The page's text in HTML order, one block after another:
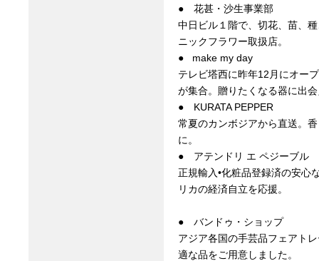
● 花甚・沙生事業部
中日ビル１階で、切花、苗、
ニックフラワー取扱店。
● make my day
テレビ塔西に昨年12月にオー
が集合。贈りたくなる器に出
● KURATA PEPPER
常夏のカンボジアから直送。
に。
● アテンドリ エ ペジーブル
正規輸入•化粧品登録済の安心
リカの経済自立を応援。
● バンドゥ・ショップ
アジア各国の手芸品フェアト
適な品をご用意しました。